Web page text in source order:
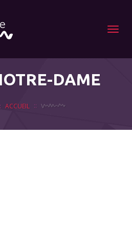
Menu
DAME
ACCUEIL